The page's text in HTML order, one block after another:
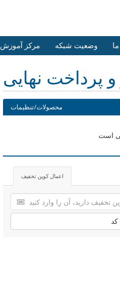
مرکز آموزش وضعیت شبکه
پرداخت نهایی
محصولات/تنظیمات
است
اعمال کوپن تخفیف